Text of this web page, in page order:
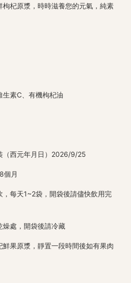
杞原漿，時時滋養您的元氣，純素
生素C、有機枸杞油
（西元年月日）2026/9/25
個月
每天1~2袋，開袋後請儘快飲用完
燥處，開袋後請冷藏
果原漿，靜置一段時間後如有果肉